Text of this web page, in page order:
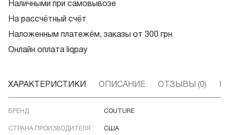
Наличными при самовывозе
На рассчётный счёт
Наложенным платежём, заказы от 300 грн
Онлайн оплата liqpay
ХАРАКТЕРИСТИКИ ОПИСАНИЕ ОТЗЫВЫ (0)
БРЕНД COUTURE
СТРАНА ПРОИЗВОДИТЕЛЯ США